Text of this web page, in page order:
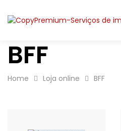
BFF
Home Loja online BFF